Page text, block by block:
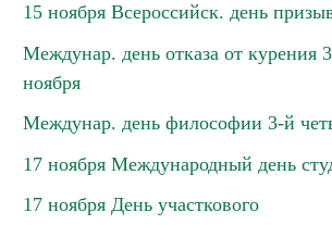
15 ноября Всероссийск. день
Междунар. день отказа от курения
ноября
Междунар. день философии 3-й
17 ноября Международный день
17 ноября День участкового